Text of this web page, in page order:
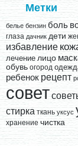
Метки
белье бензин боль
глаза дачник дети
избавление
лечение лицо
обувь огород
ребенок рецепт
совет
стирка ткань уксус
хранение чистка